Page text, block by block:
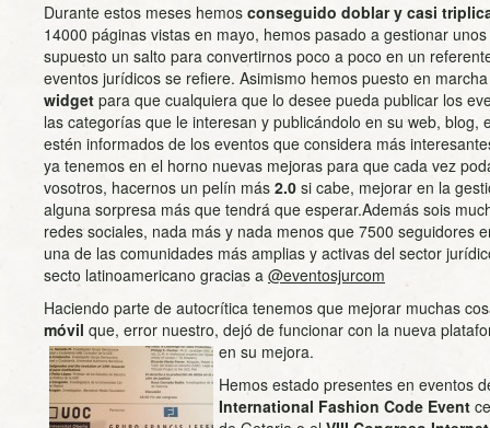
Durante estos meses hemos conseguido doblar y casi
14000 páginas vistas en mayo, hemos pasado a gestionar unos
supuesto un salto para convertirnos poco a poco en un
eventos jurídicos se refiere. Asimismo hemos puesto en
widget para que cualquiera que lo desee pueda publicar los
las categorías que le interesan y publicándolo en su web, blog,
estén informados de los eventos que considera más
ya tenemos en el horno nuevas mejoras para que cada vez
vosotros, hacernos un pelín más 2.0 si cabe, mejorar en la
alguna sorpresa más que tendrá que esperar.Además sois
redes sociales, nada más y nada menos que 7500 seguidores
una de las comunidades más amplias y activas del sector
secto latinoamericano gracias a @eventosjurcom
Haciendo parte de autocrítica tenemos que mejorar muchas
móvil que, error nuestro, dejó de funcionar con la nueva
en su mejora.
Hemos estado presentes en eventos
International Fashion Code Event